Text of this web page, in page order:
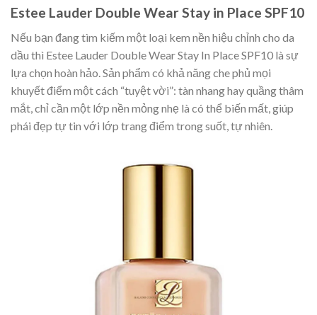
Estee Lauder Double Wear Stay in Place SPF10
Nếu bạn đang tìm kiếm một loại kem nền hiệu chỉnh cho da
dầu thì Estee Lauder Double Wear Stay In Place SPF10 là sự
lựa chọn hoàn hảo. Sản phẩm có khả năng che phủ mọi
khuyết điểm một cách “tuyệt vời”: tàn nhang hay quầng thâm
mắt, chỉ cần một lớp nền mỏng nhẹ là có thể biến mất, giúp
phái đẹp tự tin với lớp trang điểm trong suốt, tự nhiên.